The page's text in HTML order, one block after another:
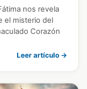
nos revela
el misterio del
Corazón
Leer artículo →